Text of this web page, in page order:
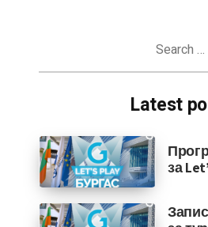
Latest
за